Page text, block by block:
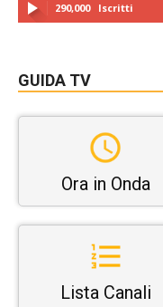
290,000 Iscritti
GUIDA TV
Ora in Onda
Lista Canali